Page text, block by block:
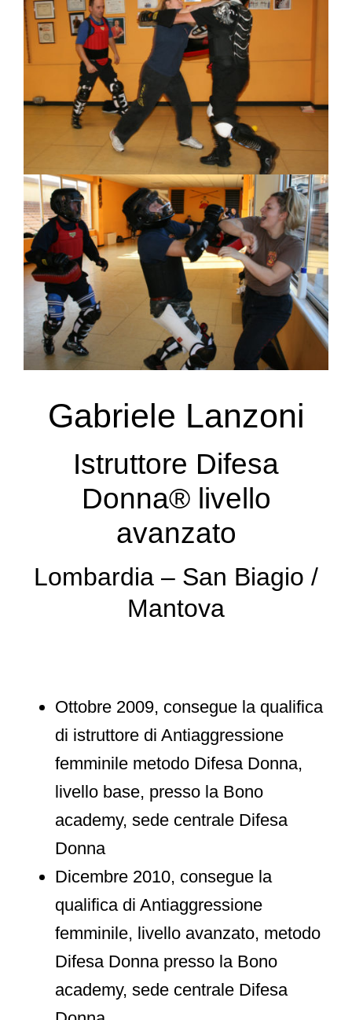
Gabriele Lanzoni
Istruttore Difesa
Donna®livello
avanzato
Lombardia – San Biagio /
Mantova
Ottobre 2009, consegue la qualifica
di istruttore di Antiaggressione
femminile metodo Difesa Donna,
livello base, presso la Bono
academy, sede centrale Difesa
Donna
Dicembre 2010, consegue la
qualifica di Antiaggressione
femminile, livello avanzato, metodo
Difesa Donna presso la Bono
academy, sede centrale Difesa